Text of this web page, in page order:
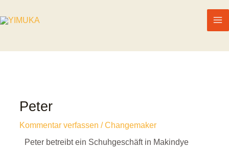
Peter
Kommentar verfassen /Changemaker
Peter betreibt ein Schuhgeschäft in Makindye